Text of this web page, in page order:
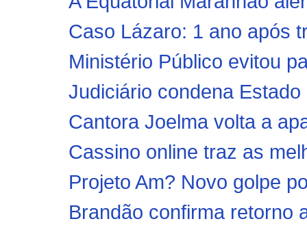
Caso Lázaro: 1 ano após
Ministério Público evitou
Judiciário condena
Cantora Joelma volta a
Cassino online traz as
Projeto Am? Novo golpe
Brandão confirma retorno